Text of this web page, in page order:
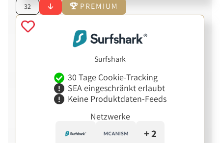
32 PREMIUM
Surfshark
30 Tage Cookie-Tracking
SEA eingeschränkt erlaubt
Keine Produktdaten-Feeds
Netzwerke
+ 2